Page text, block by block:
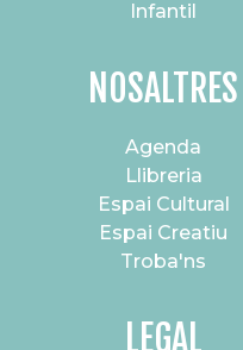
Infantil
NOSALTRES
Agenda
Llibreria
Espai Cultural
Espai Creatiu
Troba'ns
LEGAL